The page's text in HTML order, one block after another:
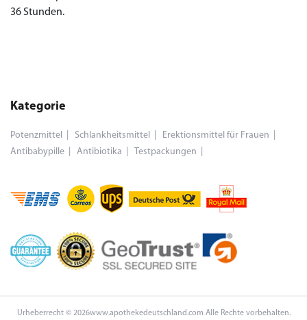
36 Stunden.
Kategorie
Potenzmittel Schlankheitsmittel
Erektionsmittel für Frauen
Antibabypille
Antibiotika Testpackungen
Urheberrecht © 2026www.apothekedeutschland.com Alle Rechte vorbehalten.